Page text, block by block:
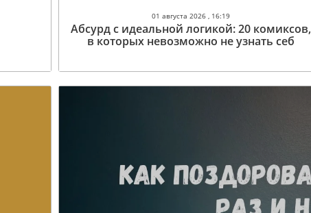
01 августа 2026 , 16:19
Абсурд с идеальной логикой: 20 комиксов,
в которых невозможно не узнать себ